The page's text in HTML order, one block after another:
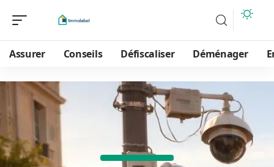
Assurer Conseils Défiscaliser Déménager